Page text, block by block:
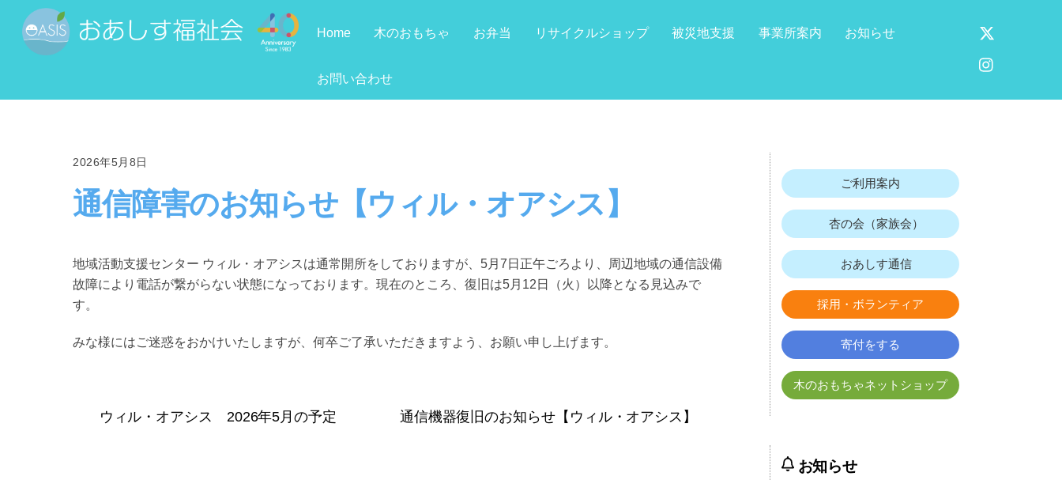
content
Home 木のおもちゃ お弁当 リサイクルショップ 被災地支援 事業所案内 お知らせ
お問い合わせ
2026年5月8日
通信障害のお知らせ【ウィル・オアシス】
地域活動支援センター ウィル・オアシスは通常開所をしておりますが、5月7日正午ごろより、周辺地域の通信設備
故障により電話が繋がらない状態になっております。現在のところ、復旧は5月12日（火）以降となる見込みで
す。
みな様にはご迷惑をおかけいたしますが、何卒ご了承いただきますよう、お願い申し上げます。
ウィル・オアシス 2026年5月の予定 通信機器復旧のお知らせ【ウィル・オアシス】
ご利用案内
杏の会（家族会）
おあしす通信
採用・ボランティア
寄付をする
木のおもちゃネットショップ
お知らせ